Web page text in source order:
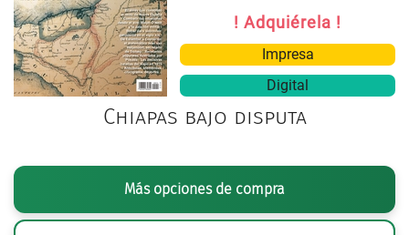
! Adquiérela !
Impresa
Digital
Chiapas bajo disputa
Más opciones de compra